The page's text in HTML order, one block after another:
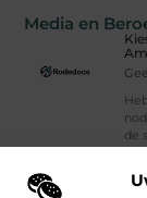
Media en
de
Vind Ons Hier :